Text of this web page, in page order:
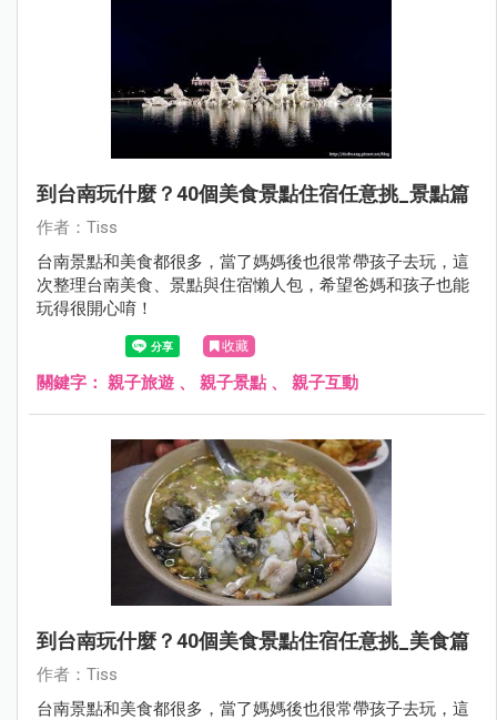
到台南玩什麼？40個美食景點住宿任意挑_景點篇
作者：Tiss
台南景點和美食都很多，當了媽媽後也很常帶孩子去玩，這
次整理台南美食、景點與住宿懶人包，希望爸媽和孩子也能
玩得很開心唷！
收藏
關鍵字： 親子旅遊 、 親子景點 、 親子互動
到台南玩什麼？40個美食景點住宿任意挑_美食篇
作者：Tiss
台南景點和美食都很多，當了媽媽後也很常帶孩子去玩，這